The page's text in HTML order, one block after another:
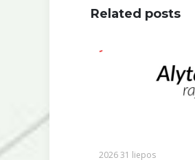
Related posts
2026 31 liepos